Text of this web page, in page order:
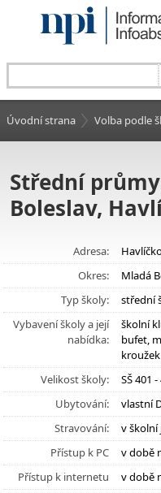
Úvodní strana Volba podle
Střední
Boleslav,
Adresa:
Okres:
Mladá
Typ školy:
střední
Vybavení školy a její
nabídka:
školní
bufet,
Velikost školy:
SŠ 401
Ubytování:
vlastní
Stravování:
v školní
Přístup k PC
v době
Přístup k internetu
v době